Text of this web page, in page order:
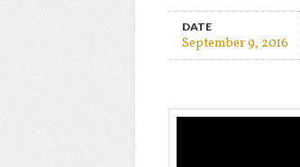
DATE
September 9, 2016